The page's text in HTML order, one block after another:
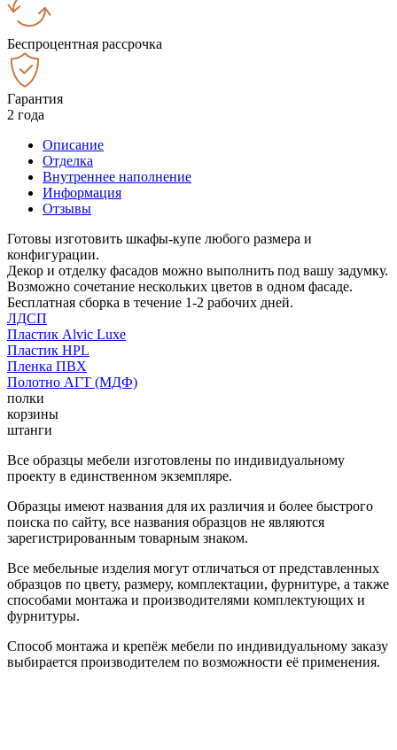
Беспроцентная рассрочка
Гарантия
2 года
Описание
Отделка
Внутреннее наполнение
Информация
Отзывы
Готовы изготовить шкафы-купе любого размера и
конфигурации.
Декор и отделку фасадов можно выполнить под вашу задумку.
Возможно сочетание нескольких цветов в одном фасаде.
Бесплатная сборка в течение 1-2 рабочих дней.
ЛДСП
Пластик Alvic Luxe
Пластик HPL
Пленка ПВХ
Полотно АГТ (МДФ)
полки
корзины
штанги
Все образцы мебели изготовлены по индивидуальному
проекту в единственном экземпляре.
Образцы имеют названия для их различия и более быстрого
поиска по сайту, все названия образцов не являются
зарегистрированным товарным знаком.
Все мебельные изделия могут отличаться от представленных
образцов по цвету, размеру, комплектации, фурнитуре, а также
способами монтажа и производителями комплектующих и
фурнитуры.
Способ монтажа и крепёж мебели по индивидуальному заказу
выбирается производителем по возможности её применения.